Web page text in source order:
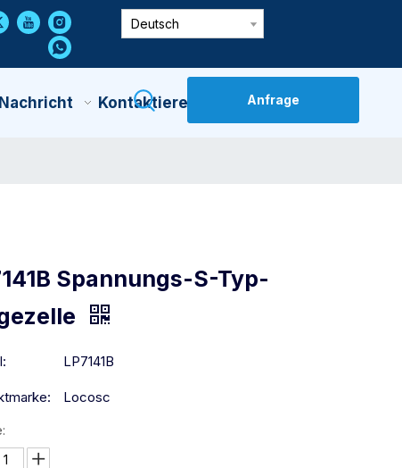
Deutsch
Nachricht Kontaktiere Uns Anfrage
Spannungs-S-Typ-
LP7141B
Locosc